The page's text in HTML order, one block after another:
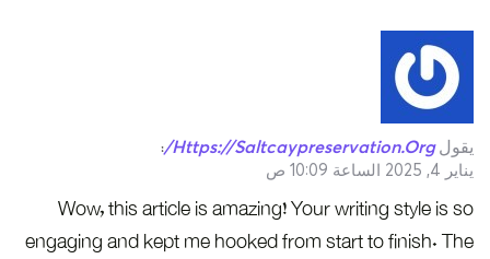
يقول Https://saltcaypreservation.org/
:
يناير 4, 2025 الساعة 10:09 ص
Wow, this article is amazing! Your writing style is so
engaging and kept me hooked from start to finish. The